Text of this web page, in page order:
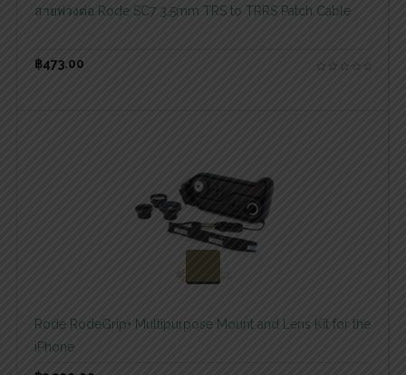
สายพ่วงต่อ Rode SC7 3.5mm TRS to TRRS Patch Cable
฿473.00
สอบถามและสั่งซื้อสินค้า
Rode RodeGrip+ Multipurpose Mount and Lens Kit for the
iPhone